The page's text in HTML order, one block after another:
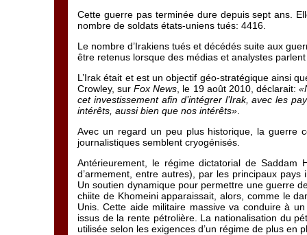
Cette guerre pas terminée dure depuis sept ans.
nombre de soldats états-uniens tués: 4416.
Le nombre d’Irakiens tués et décédés suite aux
être retenus lorsque des médias et analystes
L’Irak était et est un objectif géo-stratégique ainsi
Crowley, surFox News , le 19 août 2010, déclarait:
cet investissement afin d’intégrer l’Irak, avec les
intérêts, aussi bien que nos intérêts»
Avec un regard un peu plus historique, la guerre
journalistiques semblent cryogénisés.
Antérieurement, le régime dictatorial de Saddam
d’armement, entre autres), par les principaux
Un soutien dynamique pour permettre une guerre
chiite de Khomeini apparaissait, alors, comme le
Unis. Cette aide militaire massive va conduire à
issus de la rente pétrolière. La nationalisation du
utilisée selon les exigences d’un régime de plus en